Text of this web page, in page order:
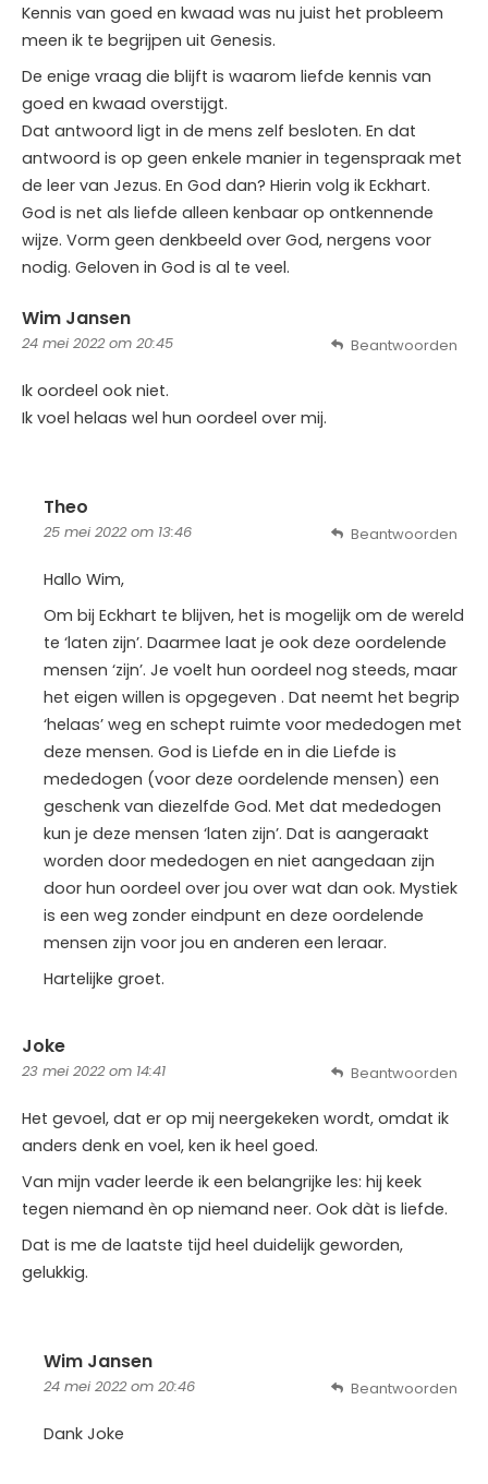
Kennis van goed en kwaad was nu juist het probleem
meen ik te begrijpen uit Genesis.
De enige vraag die blijft is waarom liefde kennis van
goed en kwaad overstijgt.
Dat antwoord ligt in de mens zelf besloten. En dat
antwoord is op geen enkele manier in tegenspraak met
de leer van Jezus. En God dan? Hierin volg ik Eckhart.
God is net als liefde alleen kenbaar op ontkennende
wijze. Vorm geen denkbeeld over God, nergens voor
nodig. Geloven in God is al te veel.
Wim Jansen
24 mei 2022 om 20:45
Ik oordeel ook niet.
Ik voel helaas wel hun oordeel over mij.
Beantwoorden
Theo
25 mei 2022 om 13:46
Hallo Wim,
Om bij Eckhart te blijven, het is mogelijk om de wereld
te ‘laten zijn’. Daarmee laat je ook deze oordelende
mensen ‘zijn’. Je voelt hun oordeel nog steeds, maar
het eigen willen is opgegeven . Dat neemt het begrip
‘helaas’ weg en schept ruimte voor mededogen met
deze mensen. God is Liefde en in die Liefde is
mededogen (voor deze oordelende mensen) een
geschenk van diezelfde God. Met dat mededogen
kun je deze mensen ‘laten zijn’. Dat is aangeraakt
worden door mededogen en niet aangedaan zijn
door hun oordeel over jou over wat dan ook. Mystiek
is een weg zonder eindpunt en deze oordelende
mensen zijn voor jou en anderen een leraar.
Hartelijke groet.
Beantwoorden
Joke
23 mei 2022 om 14:41
Het gevoel, dat er op mij neergekeken wordt, omdat ik
anders denk en voel, ken ik heel goed.
Van mijn vader leerde ik een belangrijke les: hij keek
tegen niemand èn op niemand neer. Ook dàt is liefde.
Dat is me de laatste tijd heel duidelijk geworden,
gelukkig.
Beantwoorden
Wim Jansen
24 mei 2022 om 20:46
Dank Joke
Beantwoorden